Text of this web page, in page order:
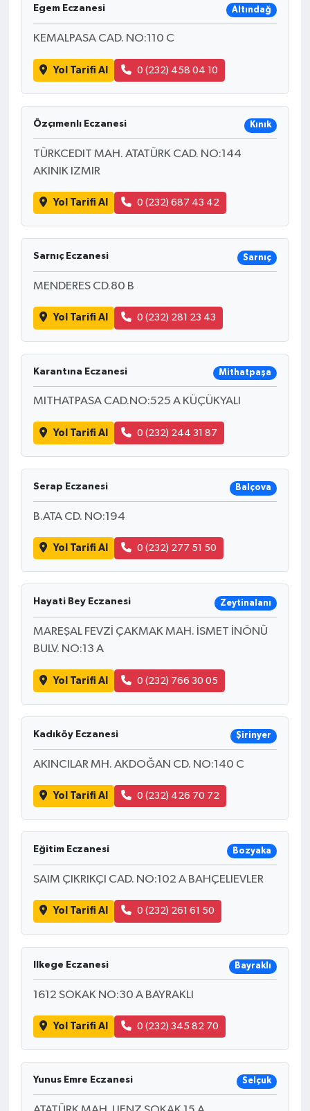
Egem Eczanesi Altındağ
KEMALPASA CAD. NO:110 C
Yol Tarifi Al 0 (232) 458 04 10
Özçımenlı Eczanesi Kınık
TÜRKCEDIT MAH. ATATÜRK CAD. NO:144
AKINIK IZMIR
Yol Tarifi Al 0 (232) 687 43 42
Sarnıç Eczanesi Sarnıç
MENDERES CD.80 B
Yol Tarifi Al 0 (232) 281 23 43
Karantına Eczanesi Mithatpaşa
MITHATPASA CAD.NO:525 A KÜÇÜKYALI
Yol Tarifi Al 0 (232) 244 31 87
Serap Eczanesi Balçova
B.ATA CD. NO:194
Yol Tarifi Al 0 (232) 277 51 50
Hayati Bey Eczanesi Zeytinalanı
MAREŞAL FEVZİ ÇAKMAK MAH. İSMET İNÖNÜ
BULV. NO:13 A
Yol Tarifi Al 0 (232) 766 30 05
Kadıköy Eczanesi Şirinyer
AKINCILAR MH. AKDOĞAN CD. NO:140 C
Yol Tarifi Al 0 (232) 426 70 72
Eğitim Eczanesi Bozyaka
SAIM ÇIKRIKÇI CAD. NO:102 A BAHÇELIEVLER
Yol Tarifi Al 0 (232) 261 61 50
Ilkege Eczanesi Bayraklı
1612 SOKAK NO:30 A BAYRAKLI
Yol Tarifi Al 0 (232) 345 82 70
Yunus Emre Eczanesi Selçuk